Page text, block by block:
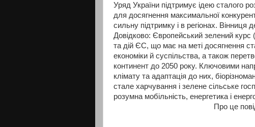
Уряд України підтримує ідею сталого
для досягнення максимальної
сильну підтримку і в регіонах.
Довідково: Європейський зелений
та дій ЄС, що має на меті досягнення
економіки й суспільства, а також
континент до 2050 року. Ключовими
клімату та адаптація до них,
стале харчування і зелене сільське
розумна мобільність, енергетика і
Про це